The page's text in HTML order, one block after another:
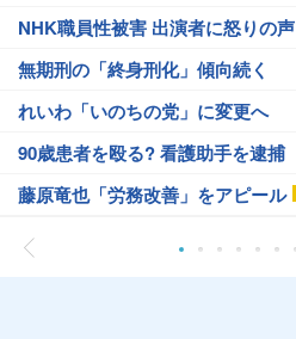
NHK職員性被害 出演者に怒りの声
無期刑の「終身刑化」傾向続く
れいわ「いのちの党」に変更へ
90歳患者を殴る? 看護助手を逮捕
藤原竜也「労務改善」をアピール